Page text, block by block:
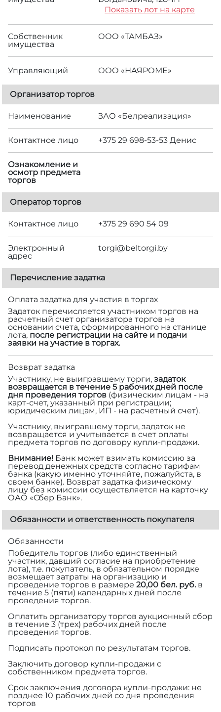
Показать лот на карте
Собственник
имущества
ООО «ТАМБАЗ»
Управляющий ООО «НАЯРОМЕ»
Организатор торгов
Наименование ЗАО «Белреализация»
Контактное лицо +375 29 698-53-53 Денис
Ознакомление и
осмотр предмета
торгов
Оператор торгов
Контактное лицо +375 29 690 54 09
Электронный
адрес
torgi@beltorgi.by
Перечисление задатка
Оплата задатка для участия в торгах
Задаток перечисляется участником торгов на
расчетный счет организатора торгов на
основании счета, сформированного на станице
лота, после регистрации на сайте и подачи
заявки на участие в торгах.
Возврат задатка
Участнику, не выигравшему торги, задаток
возвращается в течение 5 рабочих дней после
дня проведения торгов (физическим лицам - на
карт-счет, указанный при регистрации;
юридическим лицам, ИП - на расчетный счет).
Участнику, выигравшему торги, задаток не
возвращается и учитывается в счет оплаты
предмета торгов по договору купли-продажи.
Внимание! Банк может взимать комиссию за
перевод денежных средств согласно тарифам
банка (какую именно уточняйте, пожалуйста, в
своем банке). Возврат задатка физическому
лицу без комиссии осуществляется на карточку
ОАО «Сбер Банк».
Обязанности и ответственность покупателя
Обязанности
Победитель торгов (либо единственный
участник, давший согласие на приобретение
лота), т.е. покупатель, в обязательном порядке
возмещает затраты на организацию и
проведение торгов в размере 20,00 бел. руб.в
течение 5 (пяти) календарных дней после
проведения торгов.
Оплатить организатору торгов аукционный сбор
в течение 3 (трех) рабочих дней после
проведения торгов.
Подписать протокол по результатам торгов.
Заключить договор купли-продажи с
собственником предмета торгов.
Срок заключения договора купли-продажи: не
позднее 10 рабочих дней со дня проведения
торгов